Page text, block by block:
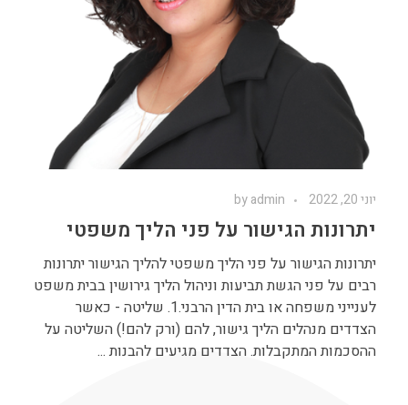
יוני 20, 2022 byadmin
יתרונות הגישור על פני הליך משפטי
יתרונות הגישור על פני הליך משפטי להליך הגישור יתרונות
רבים על פני הגשת תביעות וניהול הליך גירושין בבית משפט
לענייני משפחה או בית הדין הרבני.1. שליטה - כאשר
הצדדים מנהלים הליך גישור, להם (ורק להם!) השליטה על
ההסכמות המתקבלות. הצדדים מגיעים להבנות ...